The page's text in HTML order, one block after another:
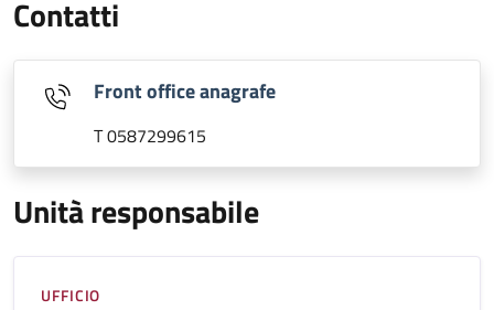
Contatti
Front office anagrafe
T 0587299615
Unità responsabile
UFFICIO